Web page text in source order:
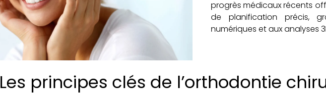
progrès médicaux récents
de planification précis,
numériques et aux analyses
Les principes clés de l’orthodontie